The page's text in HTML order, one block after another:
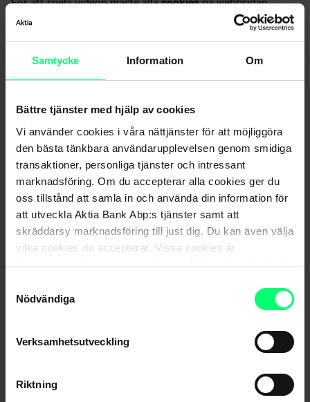
Samtycke Information Om
Bättre tjänster med hjälp av cookies
Vi använder cookies i våra nättjänster för att möjliggöra
den bästa tänkbara användarupplevelsen genom smidiga
transaktioner, personliga tjänster och intressant
marknadsföring. Om du accepterar alla cookies ger du
oss tillstånd att samla in och använda din information för
att utveckla Aktia Bank Abp:s tjänster samt att
skräddarsy marknadsföring till just dig. Du kan även välja
vilka cookies du accepterar. Vissa cookies är
obligatoriska för att säkerställa en pålitlig och säker drift
Nödvändiga
Verksamhetsutveckling
Riktning
accepteras.